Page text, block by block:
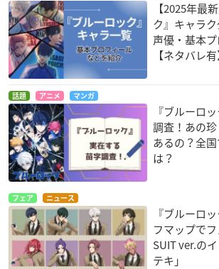
【2025年最
ク』キャラ
声優・基本
【ネタバレ有
話題 アニメ マンガ
『ブルーロ
調査！あの
あるの？全
は？
フェア ニュース
『ブルーロ
フマップで
SUIT ver.の
テキ」